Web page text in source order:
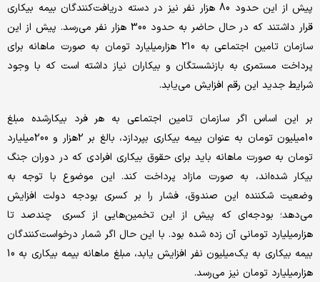
پیش از این حدود 80 هزار نفر نیز در دسته دریافت‌کنندگان بیمه بیکاری
قرار داشتند که در حال حاضر به حدود 300 هزار نفر می‌رسد. پیش از این
سازمان تامین اجتماعی به 210 هزار‌میلیارد تومان به صورت ماهانه برای
پرداخت مستمری به بازنشستگان و بیکاران نیاز داشته است که با وجود
شرایط جدید این رقم افزایش می‌یابد.
بر این اساس اگر سازمان تامین اجتماعی به هر فرد بیکارشده مبلغ
10‌میلیون تومان به عنوان بیمه بیکاری بپردازد، بالغ بر 2هزار و 200‌میلیارد
تومان به صورت ماهانه باید برای حقوق بیکاری افرادی که در دوران جنگ
بیکار شده‌اند، به صورت مازاد پرداخت کند. این موضوع با توجه به
وضعیت شکننده این صندوق، فشار را بر کسری بودجه دولت افزایش
می‌دهد؛ بودجه‌ای که پیش از این تخمین‌هایی از کسری چندصد تا
هزار‌میلیارد تومانی آن زده شده بود. با این حال اگر شمار درخواست‌کنندگان
بیمه بیکاری به یک‌میلیون نفر افزایش یابد، مبلغ ماهانه بیمه بیکاری به 10
هزار‌میلیارد تومان نیز می‌رسد.